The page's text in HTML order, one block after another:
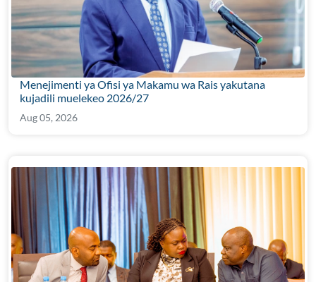
Menejimenti ya Ofisi ya Makamu wa Rais yakutana
kujadili muelekeo 2026/27
Aug 05, 2026